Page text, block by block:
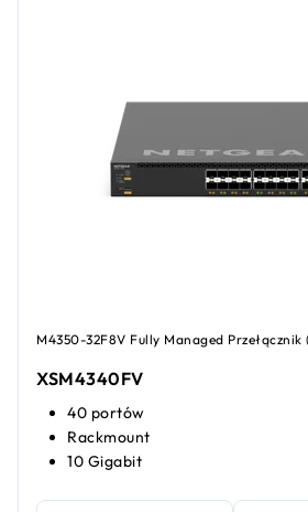
M4350-32F8V Fully Managed Przełącznik
XSM4340FV​​
40 portów
Rackmount
10 Gigabit